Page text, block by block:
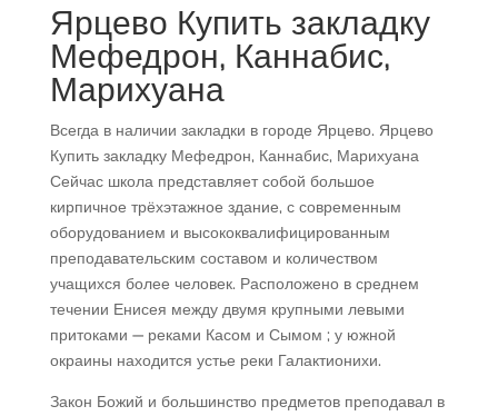
Ярцево Купить закладку
Мефедрон, Каннабис,
Марихуана
Всегда в наличии закладки в городе Ярцево. Ярцево
Купить закладку Мефедрон, Каннабис, Марихуана
Сейчас школа представляет собой большое
кирпичное трёхэтажное здание, с современным
оборудованием и высококвалифицированным
преподавательским составом и количеством
учащихся более человек. Расположено в среднем
течении Енисея между двумя крупными левыми
притоками — реками Касом и Сымом ; у южной
окраины находится устье реки Галактионихи.
Закон Божий и большинство предметов преподавал в